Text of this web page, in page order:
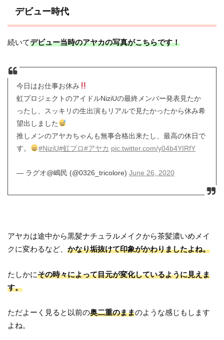
デビュー時代
続いてデビュー当時のアヤカの写真がこちらです！
今日はお仕事お休み
虹プロジェクトのアイドルNiziUの最終メンバー発表見たか
ったし、スッキリの生出演もリアルで見たかったから休み希
望出しました
推しメンのアヤカちゃんも無事合格出来たし、最高の休日で
す。
#NiziU#虹プロ#アヤカ pic.twitter.com/y04b4YIRfY
— ラグオ@嶋民 (@0326_tricolore) June 26, 2020
アヤカは途中から黒髪ナチュラルメイクから茶髪濃いめメイ
クに変わるなど、かなり垢抜けて印象がかわりましたよね。
たしかにその時々によって目元が変化しているように見えま
す。
ただよーく見ると以前の奥二重のままのような感じもします
よね。